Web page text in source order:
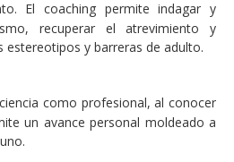
El coaching permite indagar y
recuperar el atrevimiento y
estereotipos y barreras de adulto.
como profesional, al conocer
un avance personal moldeado a